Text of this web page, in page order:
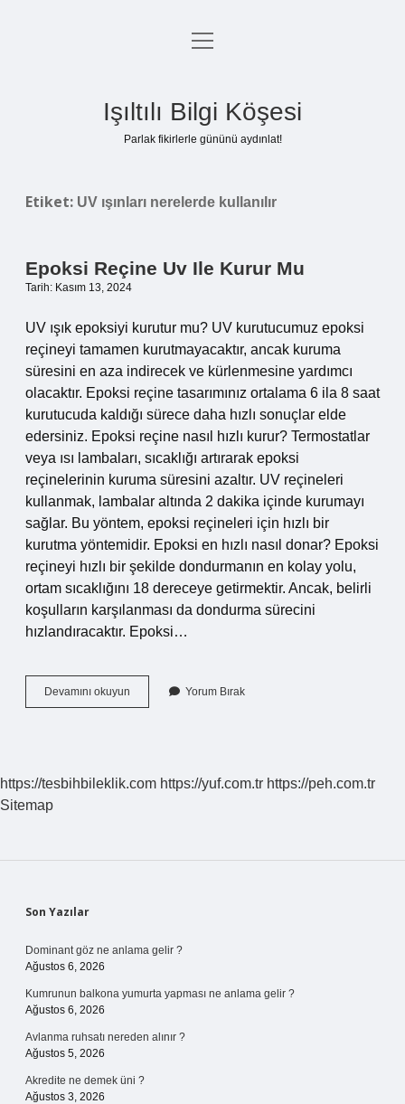
Anasayfa
Yasal Uyarı
menüyü
Işıltılı Bilgi Köşesi
Parlak fikirlerle gününü aydınlat!
Etiket: UV ışınları nerelerde kullanılır
Epoksi Reçine Uv Ile Kurur Mu
Tarih: Kasım 13, 2024
UV ışık epoksiyi kurutur mu? UV kurutucumuz epoksi
reçineyi tamamen kurutmayacaktır, ancak kuruma
süresini en aza indirecek ve kürlenmesine yardımcı
olacaktır. Epoksi reçine tasarımınız ortalama 6 ila 8 saat
kurutucuda kaldığı sürece daha hızlı sonuçlar elde
edersiniz. Epoksi reçine nasıl hızlı kurur? Termostatlar
veya ısı lambaları, sıcaklığı artırarak epoksi
reçinelerinin kuruma süresini azaltır. UV reçineleri
kullanmak, lambalar altında 2 dakika içinde kurumayı
sağlar. Bu yöntem, epoksi reçineleri için hızlı bir
kurutma yöntemidir. Epoksi en hızlı nasıl donar? Epoksi
reçineyi hızlı bir şekilde dondurmanın en kolay yolu,
ortam sıcaklığını 18 dereceye getirmektir. Ancak, belirli
koşulların karşılanması da dondurma sürecini
hızlandıracaktır. Epoksi…
Devamını okuyun
Reçine
Yorum Bırak
https://tesbihbileklik.com https://yuf.com.tr https://peh.com.tr
Sitemap
Sidebar
Son Yazılar
Dominant göz ne anlama gelir ?
Ağustos 6, 2026
Kumrunun balkona yumurta yapması ne anlama gelir ?
Ağustos 6, 2026
Avlanma ruhsatı nereden alınır ?
Ağustos 5, 2026
Akredite ne demek üni ?
Ağustos 3, 2026